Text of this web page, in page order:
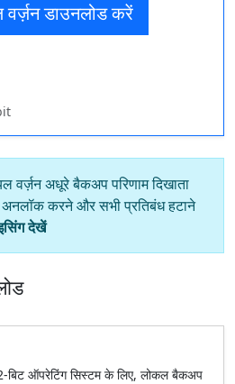
वर्ज़न डाउनलोड करें
वर्ज़न अधूरे बैकअप परिणाम दिखाता
करने और सभी प्रतिबंध हटाने
देखें
बिट ऑपरेटिंग सिस्टम के लिए, लोकल बैकअप